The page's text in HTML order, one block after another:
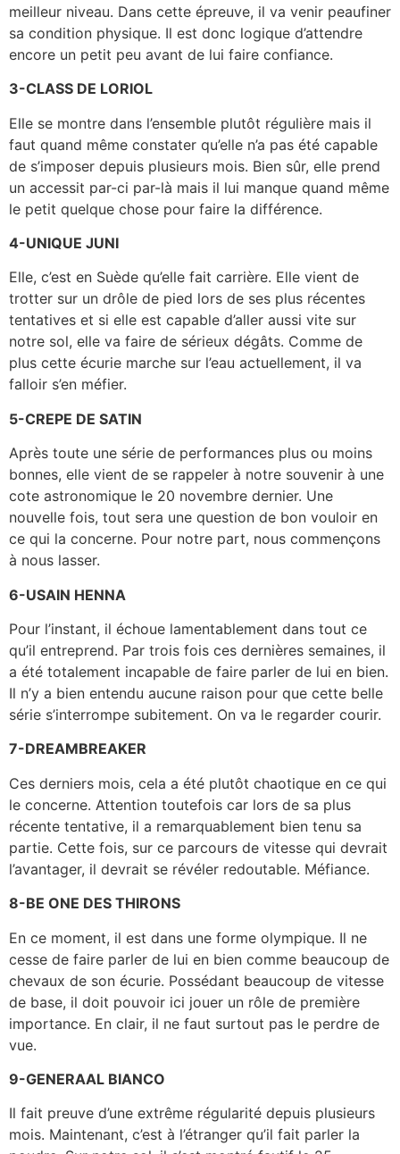
meilleur niveau. Dans cette épreuve, il va venir peaufiner
sa condition physique. Il est donc logique d’attendre
encore un petit peu avant de lui faire confiance.
3-CLASS DE LORIOL
Elle se montre dans l’ensemble plutôt régulière mais il
faut quand même constater qu’elle n’a pas été capable
de s’imposer depuis plusieurs mois. Bien sûr, elle prend
un accessit par-ci par-là mais il lui manque quand même
le petit quelque chose pour faire la différence.
4-UNIQUE JUNI
Elle, c’est en Suède qu’elle fait carrière. Elle vient de
trotter sur un drôle de pied lors de ses plus récentes
tentatives et si elle est capable d’aller aussi vite sur
notre sol, elle va faire de sérieux dégâts. Comme de
plus cette écurie marche sur l’eau actuellement, il va
falloir s’en méfier.
5-CREPE DE SATIN
Après toute une série de performances plus ou moins
bonnes, elle vient de se rappeler à notre souvenir à une
cote astronomique le 20 novembre dernier. Une
nouvelle fois, tout sera une question de bon vouloir en
ce qui la concerne. Pour notre part, nous commençons
à nous lasser.
6-USAIN HENNA
Pour l’instant, il échoue lamentablement dans tout ce
qu’il entreprend. Par trois fois ces dernières semaines, il
a été totalement incapable de faire parler de lui en bien.
Il n’y a bien entendu aucune raison pour que cette belle
série s’interrompe subitement. On va le regarder courir.
7-DREAMBREAKER
Ces derniers mois, cela a été plutôt chaotique en ce qui
le concerne. Attention toutefois car lors de sa plus
récente tentative, il a remarquablement bien tenu sa
partie. Cette fois, sur ce parcours de vitesse qui devrait
l’avantager, il devrait se révéler redoutable. Méfiance.
8-BE ONE DES THIRONS
En ce moment, il est dans une forme olympique. Il ne
cesse de faire parler de lui en bien comme beaucoup de
chevaux de son écurie. Possédant beaucoup de vitesse
de base, il doit pouvoir ici jouer un rôle de première
importance. En clair, il ne faut surtout pas le perdre de
vue.
9-GENERAAL BIANCO
Il fait preuve d’une extrême régularité depuis plusieurs
mois. Maintenant, c’est à l’étranger qu’il fait parler la